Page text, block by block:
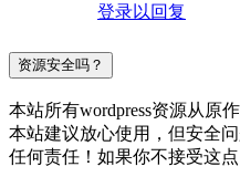
登录以回复
资源安全吗？
本站所有wordpress资源从原
本站建议放心使用，但安全
任何责任！如果你不接受这点